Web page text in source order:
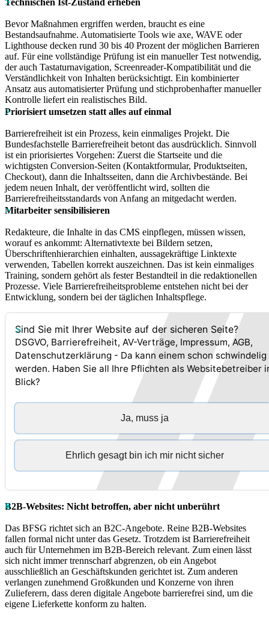
Bevor Maßnahmen ergriffen werden, braucht es eine
Bestandsaufnahme. Automatisierte Tools wie axe, WAVE oder
Lighthouse decken rund 30 bis 40 Prozent der möglichen Barrieren
auf. Für eine vollständige Prüfung ist ein manueller Test notwendig,
der auch Tastaturnavigation, Screenreader-Kompatibilität und die
Verständlichkeit von Inhalten berücksichtigt. Ein kombinierter
Ansatz aus automatisierter Prüfung und stichprobenhafter manueller
Kontrolle liefert ein realistisches Bild.
Priorisiert umsetzen statt alles auf einmal
Barrierefreiheit ist ein Prozess, kein einmaliges Projekt. Die
Bundesfachstelle Barrierefreiheit betont das ausdrücklich. Sinnvoll
ist ein priorisiertes Vorgehen: Zuerst die Startseite und die
wichtigsten Conversion-Seiten (Kontaktformular, Produktseiten,
Checkout), dann die Inhaltsseiten, dann die Archivbestände. Bei
jedem neuen Inhalt, der veröffentlicht wird, sollten die
Barrierefreiheitsstandards von Anfang an mitgedacht werden.
Mitarbeiter sensibilisieren
Redakteure, die Inhalte in das CMS einpflegen, müssen wissen,
worauf es ankommt: Alternativtexte bei Bildern setzen,
Überschriftenhierarchien einhalten, aussagekräftige Linktexte
verwenden, Tabellen korrekt auszeichnen. Das ist kein einmaliges
Training, sondern gehört als fester Bestandteil in die redaktionellen
Prozesse. Viele Barrierefreiheitsprobleme entstehen nicht bei der
Entwicklung, sondern bei der täglichen Inhaltspflege.
Sind Sie mit Ihrer Website auf der sicheren Seite?
DSGVO, Barrierefreiheit, AV-Verträge, Impressum, AGB,
Datenschutzerklärung - Da kann einem schon schwindelig
werden. Haben Sie all Ihre Pflichten als Websitebetreiber
Blick?
Ja, muss ja
Ehrlich gesagt bin ich mir nicht sicher
B2B-Websites: Nicht betroffen, aber nicht unberührt
Das BFSG richtet sich an B2C-Angebote. Reine B2B-Websites
fallen formal nicht unter das Gesetz. Trotzdem ist Barrierefreiheit
auch für Unternehmen im B2B-Bereich relevant. Zum einen lässt
sich nicht immer trennscharf abgrenzen, ob ein Angebot
ausschließlich an Geschäftskunden gerichtet ist. Zum anderen
verlangen zunehmend Großkunden und Konzerne von ihren
Zulieferern, dass deren digitale Angebote barrierefrei sind, um die
eigene Lieferkette konform zu halten.